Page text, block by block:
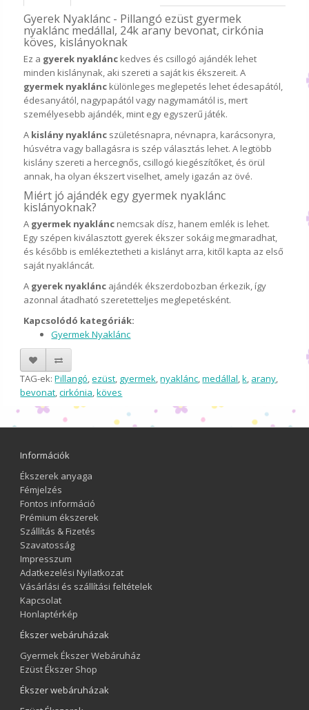
Gyerek Nyaklánc - Pillangó ezüst gyermek
nyaklánc medállal, 24k arany bevonat, cirkónia
köves, kislányoknak
Ez a gyerek nyaklánc kedves és csillogó ajándék lehet
minden kislánynak, aki szereti a saját kis ékszereit. A
gyermek nyaklánc különleges meglepetés lehet édesapától,
édesanyától, nagypapától vagy nagymamától is, mert
személyesebb ajándék, mint egy egyszerű játék.
A kislány nyaklánc születésnapra, névnapra, karácsonyra,
húsvétra vagy ballagásra is szép választás lehet. A legtöbb
kislány szereti a hercegnős, csillogó kiegészítőket, és örül
annak, ha olyan ékszert viselhet, amely igazán az övé.
Miért jó ajándék egy gyermek nyaklánc
kislányoknak?
A gyermek nyaklánc nemcsak dísz, hanem emlék is lehet.
Egy szépen kiválasztott gyerek ékszer sokáig megmaradhat,
és később is emlékeztetheti a kislányt arra, kitől kapta az első
saját nyakláncát.
A gyerek nyaklánc ajándék ékszerdobozban érkezik, így
azonnal átadható szeretetteljes meglepetésként.
Kapcsolódó kategóriák:
Gyermek Nyaklánc
TAG-ek:Pillangó,ezüst, gyermek,nyaklánc,medállal,k, arany,
bevonat,cirkónia,köves
Információk
Ékszerek anyaga
Fémjelzés
Fontos információ
Prémium ékszerek
Szállítás & Fizetés
Szavatosság
Impresszum
Adatkezelési Nyilatkozat
Vásárlási és szállítási feltételek
Kapcsolat
Honlaptérkép
Ékszer webáruházak
Gyermek Ékszer Webáruház
Ezüst Ékszer Shop
Ékszer webáruházak